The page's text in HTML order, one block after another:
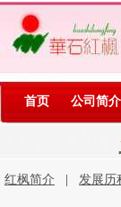
首页 公司简介
红枫简介 发展历